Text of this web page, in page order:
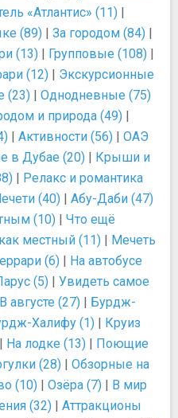
«Атлантис» (11) |
(89) | За городом (84) |
(13) | Групповые (108) |
(12) | Экскурсионные
(23) | Однодневные (75)
и природа (49) |
| Активности (56) | ОАЭ
в Дубае (20) | Крыши и
| Релакс и романтика
(40) | Абу-Даби (47)
(10) | Что ещё
местный (11) | Мечеть
(6) | На автобусе
(5) | Увидеть самое
В августе (27) | Бурдж-
Халифу (1) | Круиз
| На лодке (13) | Поющие
(28) | Обзорные на
(10) | Озёра (7) | В мир
(32) | Аттракционы